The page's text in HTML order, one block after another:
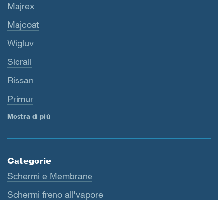
Majrex
Majcoat
Wigluv
Sicrall
Rissan
Primur
Mostra di più
Categorie
Schermi e Membrane
Schermi freno all'vapore